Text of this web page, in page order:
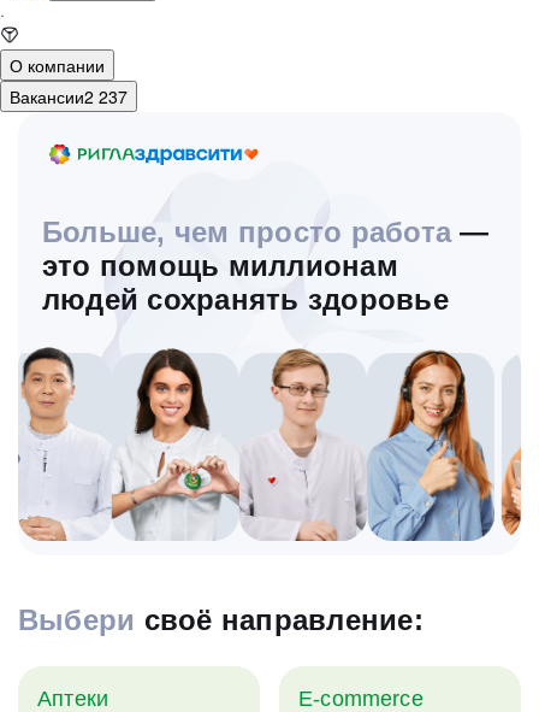
·
О компании
Вакансии2 237
Больше, чем просто работа—
это помощь миллионам
людей сохранять здоровье
Выбери своё направление:
Аптеки E-commerce